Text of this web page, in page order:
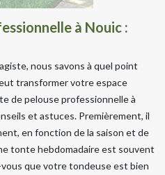
à Nouic :
nous savons à quel point
transformer votre espace
de pelouse professionnelle à
et astuces. Premièrement, il
en fonction de la saison et de
tonte hebdomadaire est souvent
que votre tondeuse est bien